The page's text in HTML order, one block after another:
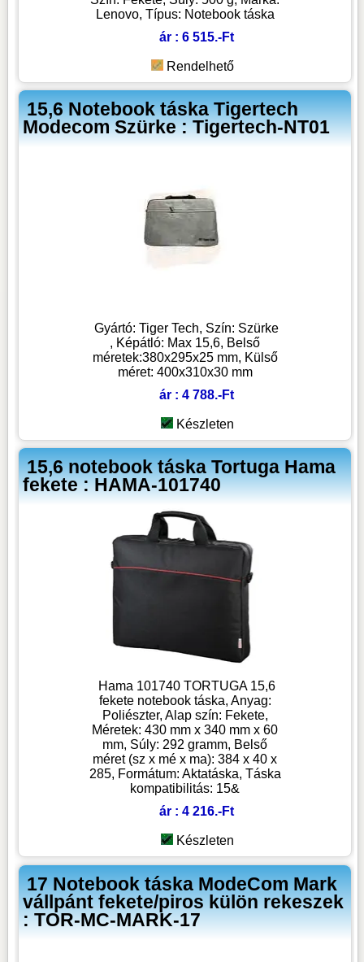
Lenovo, Típus: Notebook táska
ár : 6 515.-Ft
Rendelhető
15,6 Notebook táska Tigertech
Modecom Szürke : Tigertech-NT01
Gyártó: Tiger Tech, Szín: Szürke
, Képátló: Max 15,6, Belső
méretek:380x295x25 mm, Külső
méret: 400x310x30 mm
ár : 4 788.-Ft
Készleten
15,6 notebook táska Tortuga Hama
fekete : HAMA-101740
Hama 101740 TORTUGA 15,6
fekete notebook táska, Anyag:
Poliészter, Alap szín: Fekete,
Méretek: 430 mm x 340 mm x 60
mm, Súly: 292 gramm, Belső
méret (sz x mé x ma): 384 x 40 x
285, Formátum: Aktatáska, Táska
kompatibilitás: 15&
ár : 4 216.-Ft
Készleten
17 Notebook táska ModeCom Mark
vállpánt fekete/piros külön rekeszek
: TOR-MC-MARK-17